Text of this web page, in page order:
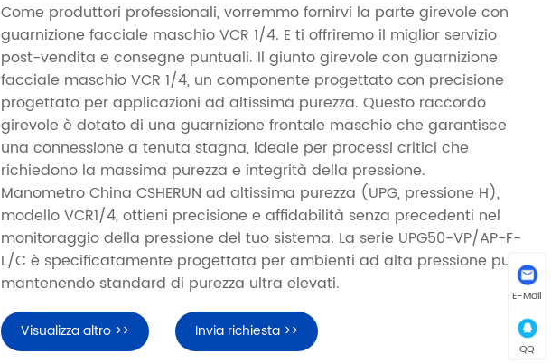
Come produttori professionali, vorremmo fornirvi la parte girevole con
guarnizione facciale maschio VCR 1/4. E ti offriremo il miglior servizio
post-vendita e consegne puntuali. Il giunto girevole con guarnizione
facciale maschio VCR 1/4, un componente progettato con precisione
progettato per applicazioni ad altissima purezza. Questo raccordo
girevole è dotato di una guarnizione frontale maschio che garantisce
una connessione a tenuta stagna, ideale per processi critici che
richiedono la massima purezza e integrità della pressione.
Manometro China CSHERUN ad altissima purezza (UPG, pressione H),
modello VCR1/4, ottieni precisione e affidabilità senza precedenti nel
monitoraggio della pressione del tuo sistema. La serie UPG50-VP/AP-F-
L/C è specificatamente progettata per ambienti ad alta pressione pur
mantenendo standard di purezza ultra elevati.
Visualizza altro >> Invia richiesta >>
E-Mail
QQ